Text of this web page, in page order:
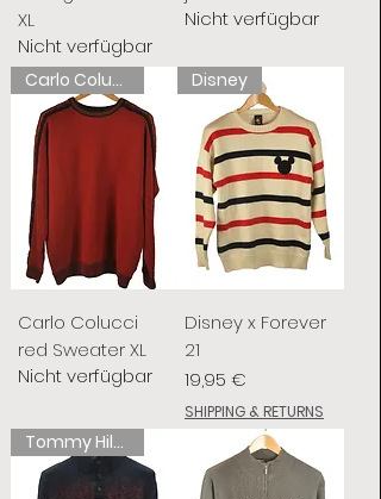
XL
Nicht verfügbar
Nicht verfügbar
Carlo Colucci
Carlo Colucci
red Sweater XL
Nicht verfügbar
Disney
Disney x Forever
21
Preis
19,95 €
SHIPPING & RETURNS
Tommy Hilfiger